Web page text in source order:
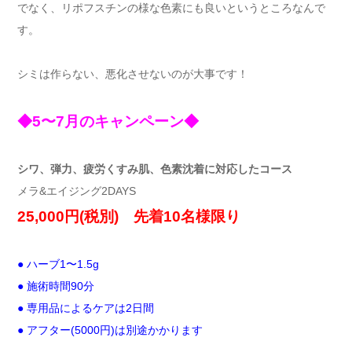
でなく、リポフスチンの様な色素にも良いというところなんで
す。
シミは作らない、悪化させないのが大事です！
◆5〜7月のキャンペーン◆
シワ、弾力、疲労くすみ肌、色素沈着に対応したコース
メラ&エイジング2DAYS
25,000円(税別) 先着10名様限り
● ハーブ1〜1.5g
● 施術時間90分
● 専用品によるケアは2日間
● アフター(5000円)は別途かかります